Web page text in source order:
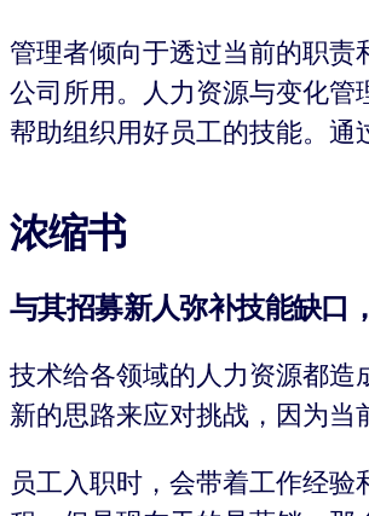
管理者倾向于透过当前的职
公司所用。人力资源与变化管
帮助组织用好员工的技能。
浓缩书
与其招募新人弥补技能缺口
技术给各领域的人力资源都
新的思路来应对挑战，因为
员工入职时，会带着工作经